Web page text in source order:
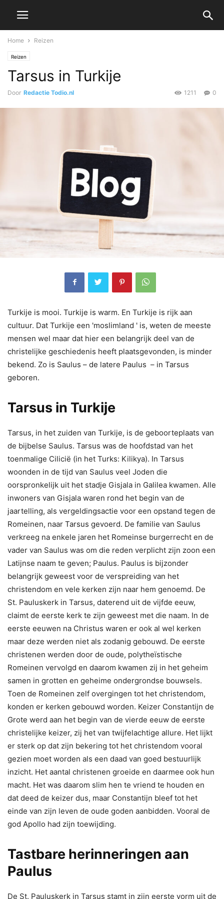
Home Reizen
Reizen
Tarsus in Turkije
Door Redactie Todio.nl 0
1211
Turkije is mooi. Turkije is warm. En Turkije is rijk aan
cultuur. Dat Turkije een 'moslimland ' is, weten de meeste
mensen wel maar dat hier een belangrijk deel van de
christelijke geschiedenis heeft plaatsgevonden, is minder
bekend. Zo is Saulus – de latere Paulus – in Tarsus
geboren.
Tarsus in Turkije
Tarsus, in het zuiden van Turkije, is de geboorteplaats van
de bijbelse Saulus. Tarsus was de hoofdstad van het
toenmalige Cilicië (in het Turks: Kilikya). In Tarsus
woonden in de tijd van Saulus veel Joden die
oorspronkelijk uit het stadje Gisjala in Galilea kwamen. Alle
inwoners van Gisjala waren rond het begin van de
jaartelling, als vergeldingsactie voor een opstand tegen de
Romeinen, naar Tarsus gevoerd. De familie van Saulus
verkreeg na enkele jaren het Romeinse burgerrecht en de
vader van Saulus was om die reden verplicht zijn zoon een
Latijnse naam te geven; Paulus. Paulus is bijzonder
belangrijk geweest voor de verspreiding van het
christendom en vele kerken zijn naar hem genoemd. De
St. Pauluskerk in Tarsus, daterend uit de vijfde eeuw,
claimt de eerste kerk te zijn geweest met die naam. In de
eerste eeuwen na Christus waren er ook al wel kerken
maar deze werden niet als zodanig gebouwd. De eerste
christenen werden door de oude, polytheïstische
Romeinen vervolgd en daarom kwamen zij in het geheim
samen in grotten en geheime ondergrondse bouwsels.
Toen de Romeinen zelf overgingen tot het christendom,
konden er kerken gebouwd worden. Keizer Constantijn de
Grote werd aan het begin van de vierde eeuw de eerste
christelijke keizer, zij het van twijfelachtige allure. Het lijkt
er sterk op dat zijn bekering tot het christendom vooral
gezien moet worden als een daad van goed bestuurlijk
inzicht. Het aantal christenen groeide en daarmee ook hun
macht. Het was daarom slim hen te vriend te houden en
dat deed de keizer dus, maar Constantijn bleef tot het
einde van zijn leven de oude goden aanbidden. Vooral de
god Apollo had zijn toewijding.
Tastbare herinneringen aan
Paulus
De St. Pauluskerk in Tarsus stamt in zijn eerste vorm uit de